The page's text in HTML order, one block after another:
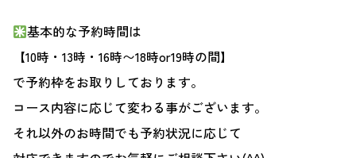
基本的な予約時間は
【10時・13時・16時〜18時or19時の間】
で予約枠をお取りしております。
コース内容に応じて変わる事がございます。
それ以外のお時間でも予約状況に応じて